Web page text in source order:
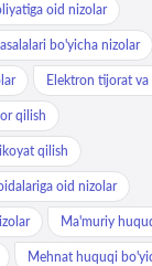
oid nizolar
bo'yicha nizolar
Elektron tijorat
qilish
qilish
oid nizolar
Ma'muriy
Mehnat huquqi